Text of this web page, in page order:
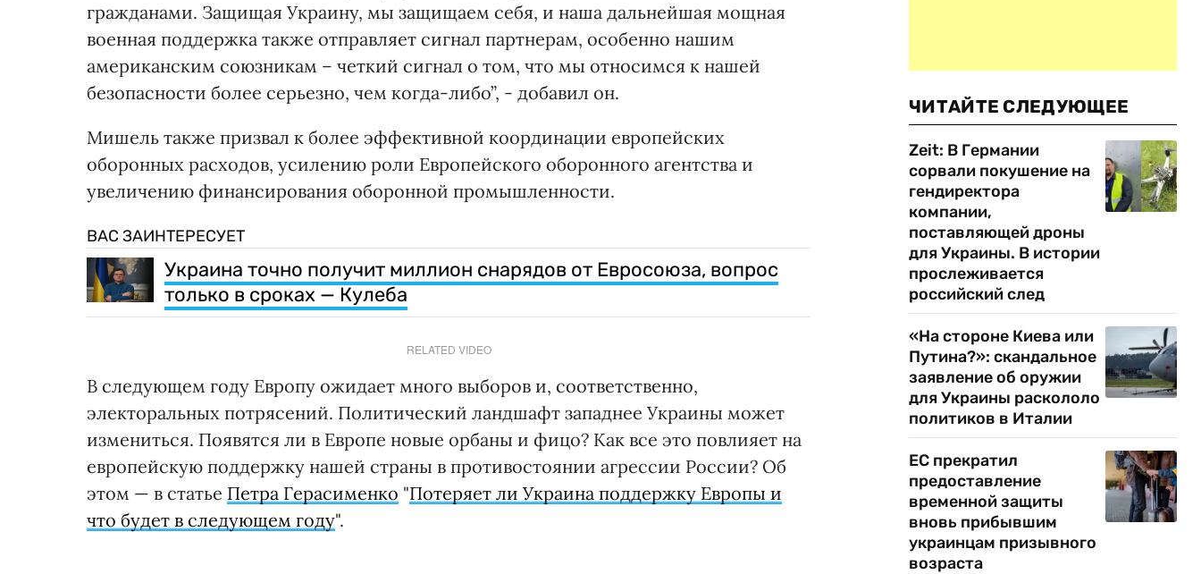
гражданами. Защищая Украину, мы защищаем себя, и наша дальнейшая мощная
военная поддержка также отправляет сигнал партнерам, особенно нашим
американским союзникам – четкий сигнал о том, что мы относимся к нашей
безопасности более серьезно, чем когда-либо”, - добавил он.
Мишель также призвал к более эффективной координации европейских
оборонных расходов, усилению роли Европейского оборонного агентства и
увеличению финансирования оборонной промышленности.
ВАС ЗАИНТЕРЕСУЕТ
Украина точно получит миллион снарядов от Евросоюза, вопрос
только в сроках — Кулеба
RELATED VIDEO
В следующем году Европу ожидает много выборов и, соответственно,
электоральных потрясений. Политический ландшафт западнее Украины может
измениться. Появятся ли в Европе новые орбаны и фицо? Как все это повлияет на
европейскую поддержку нашей страны в противостоянии агрессии России? Об
этом — в статье Петра Герасименко "Потеряет ли Украина поддержку Европы и
что будет в следующем году".
ЧИТАЙТЕ СЛЕДУЮЩЕЕ
Zeit: В Германии
сорвали покушение на
гендиректора
компании,
поставляющей дроны
для Украины. В истории
прослеживается
российский след
«На стороне Киева или
Путина?»: скандальное
заявление об оружии
для Украины раскололо
политиков в Италии
ЕС прекратил
предоставление
временной защиты
вновь прибывшим
украинцам призывного
возраста